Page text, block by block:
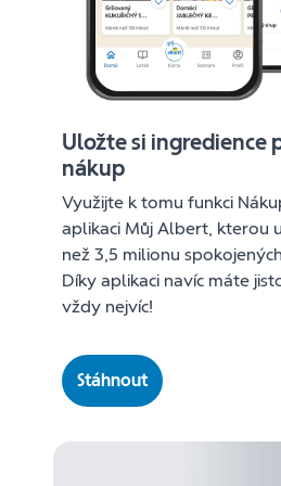
Uložte si ingredience
nákup
Využijte k tomu funkci
aplikaci Můj Albert, kterou
než 3,5 milionu
Díky aplikaci navíc máte
vždy nejvíc!
Stáhnout